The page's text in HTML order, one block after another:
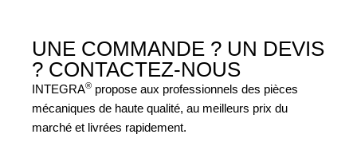
UNE COMMANDE ? UN DEVIS
? CONTACTEZ-NOUS
INTEGRA® propose aux professionnels des pièces
mécaniques de haute qualité, au meilleurs prix du
marché et livrées rapidement.